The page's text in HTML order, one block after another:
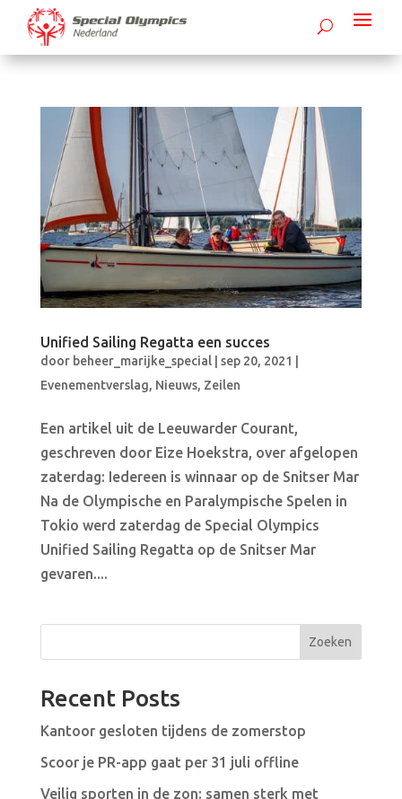
Unified Sailing Regatta een succes
door beheer_marijke_special| sep 20, 2021
Evenementverslag, Nieuws, Zeilen
Een artikel uit de Leeuwarder Courant,
geschreven door Eize Hoekstra, over afgelopen
zaterdag: Iedereen is winnaar op de Snitser Mar
Na de Olympische en Paralympische Spelen in
Tokio werd zaterdag de Special Olympics
Unified Sailing Regatta op de Snitser Mar
gevaren....
Zoeken
Recent Posts
Kantoor gesloten tijdens de zomerstop
Scoor je PR-app gaat per 31 juli offline
Veilig sporten in de zon: samen sterk met